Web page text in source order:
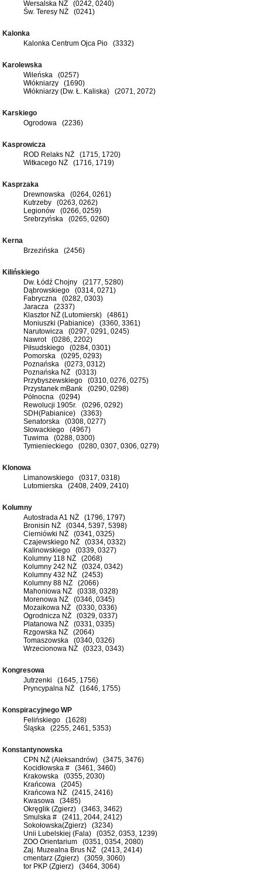
Wersalska NŻ (0242, 0240)
Św. Teresy NŻ (0241)
Kalonka
Kalonka Centrum Ojca Pio (3332)
Karolewska
Wileńska (0257)
Włókniarzy (1690)
Włókniarzy (Dw. Ł. Kaliska) (2071, 2072)
Karskiego
Ogrodowa (2236)
Kasprowicza
ROD Relaks NŻ (1715, 1720)
Witkacego NŻ (1716, 1719)
Kasprzaka
Drewnowska (0264, 0261)
Kutrzeby (0263, 0262)
Legionów (0266, 0259)
Srebrzyńska (0265, 0260)
Kerna
Brzezińska (2456)
Kilińskiego
Dw. Łódź Chojny (2177, 5280)
Dąbrowskiego (0314, 0271)
Fabryczna (0282, 0303)
Jaracza (2337)
Klasztor NŻ (Lutomiersk) (4861)
Moniuszki (Pabianice) (3360, 3361)
Narutowicza (0297, 0291, 0245)
Nawrot (0286, 2202)
Piłsudskiego (0284, 0301)
Pomorska (0295, 0293)
Poznańska (0273, 0312)
Poznańska NŻ (0313)
Przybyszewskiego (0310, 0276, 0275)
Przystanek mBank (0290, 0298)
Północna (0294)
Rewolucji 1905r. (0296, 0292)
SDH(Pabianice) (3363)
Senatorska (0308, 0277)
Słowackiego (4967)
Tuwima (0288, 0300)
Tymienieckiego (0280, 0307, 0306, 0279)
Klonowa
Limanowskiego (0317, 0318)
Lutomierska (2408, 2409, 2410)
Kolumny
Autostrada A1 NŻ (1796, 1797)
Bronisin NŻ (0344, 5397, 5398)
Cierniówki NŻ (0341, 0325)
Czajewskiego NŻ (0334, 0332)
Kalinowskiego (0339, 0327)
Kolumny 118 NŻ (2068)
Kolumny 242 NŻ (0324, 0342)
Kolumny 432 NŻ (2453)
Kolumny 88 NŻ (2066)
Mahoniowa NŻ (0338, 0328)
Morenowa NŻ (0346, 0345)
Mozaikowa NŻ (0330, 0336)
Ogrodnicza NŻ (0329, 0337)
Platanowa NŻ (0331, 0335)
Rzgowska NŻ (2064)
Tomaszowska (0340, 0326)
Wrzecionowa NŻ (0323, 0343)
Kongresowa
Jutrzenki (1645, 1756)
Pryncypalna NŻ (1646, 1755)
Konspiracyjnego WP
Felińskiego (1628)
Śląska (2255, 2461, 5353)
Konstantynowska
CPN NŻ (Aleksandrów) (3475, 3476)
Kocidłowska # (3461, 3460)
Krakowska (0355, 2030)
Krańcowa (2045)
Krańcowa NŻ (2415, 2416)
Kwasowa (3485)
Okręglik (Zgierz) (3463, 3462)
Smulska # (2411, 2044, 2412)
Sokołowska(Zgierz) (3234)
Unii Lubelskiej (Fala) (0352, 0353, 1239)
ZOO Orientarium (0351, 0354, 2080)
Zaj. Muzealna Brus NŻ (2413, 2414)
cmentarz (Zgierz) (3059, 3060)
tor PKP (Zgierz) (3464, 3064)